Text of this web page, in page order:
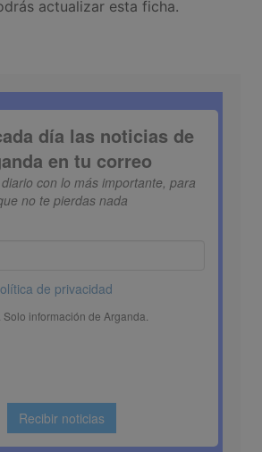
actualizar esta ficha.